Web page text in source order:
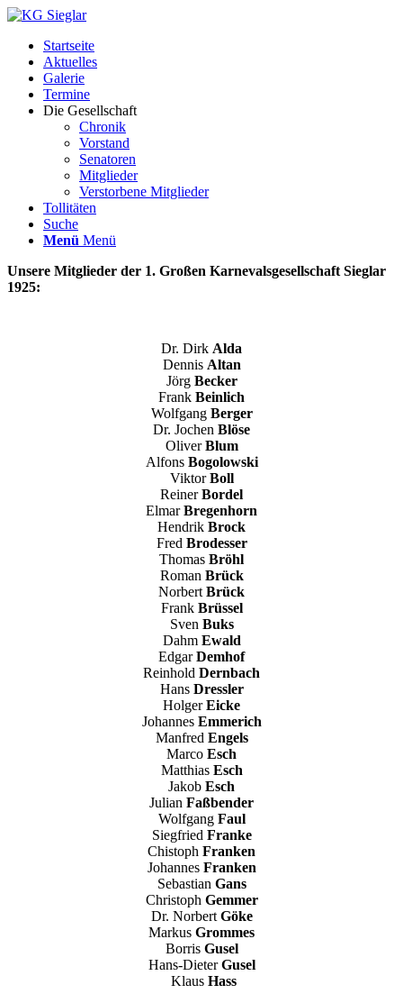
Startseite
Aktuelles
Galerie
Termine
Die Gesellschaft
Chronik
Vorstand
Senatoren
Mitglieder
Verstorbene Mitglieder
Tollitäten
Suche
Menü Menü
Unsere Mitglieder der 1. Großen Karnevalsgesellschaft Sieglar
1925:
Dr. Dirk Alda
Dennis Altan
Jörg Becker
Frank Beinlich
Wolfgang Berger
Dr. Jochen Blöse
OliverBlum
Alfons Bogolowski
ViktorBoll
ReinerBordel
ElmarBregenhorn
Hendrik Brock
Fred Brodesser
Thomas Bröhl
Roman Brück
Norbert Brück
Frank Brüssel
Sven Buks
Dahm Ewald
EdgarDemhof
Reinhold Dernbach
Hans Dressler
HolgerEicke
Johannes Emmerich
Manfred Engels
Marco Esch
Matthias Esch
Jakob Esch
Julian Faßbender
Wolfgang Faul
Siegfried Franke
Chistoph Franken
Johannes Franken
Sebastian Gans
Christoph Gemmer
Dr. Norbert Göke
Markus Grommes
Borris Gusel
Hans-DieterGusel
Klaus Hass